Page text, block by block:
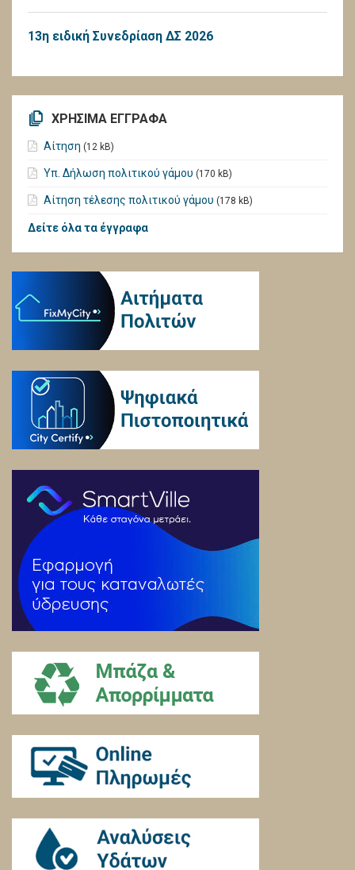
13η ειδική Συνεδρίαση ΔΣ 2026
ΧΡΗΣΙΜΑ ΕΓΓΡΑΦΑ
Αίτηση (12 kB)
Υπ. Δήλωση πολιτικού γάμου (170 kB)
Αίτηση τέλεσης πολιτικού γάμου (178 kB)
Δείτε όλα τα έγγραφα